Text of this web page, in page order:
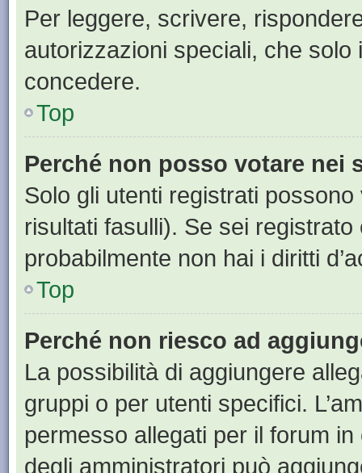
Per leggere, scrivere,
autorizzazioni speciali, che solo
concedere.
Top
Perché non posso votare nei
Solo gli utenti registrati
risultati fasulli). Se sei
probabilmente non hai i diritti
Top
Perché non riesco ad
La possibilità di aggiungere
gruppi o per utenti specifici.
permesso allegati per il forum
degli amministratori può